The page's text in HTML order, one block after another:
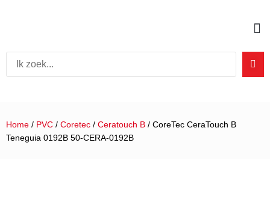
Home / PVC / Coretec / Ceratouch B / CoreTec CeraTouch B
Teneguia 0192B 50-CERA-0192B